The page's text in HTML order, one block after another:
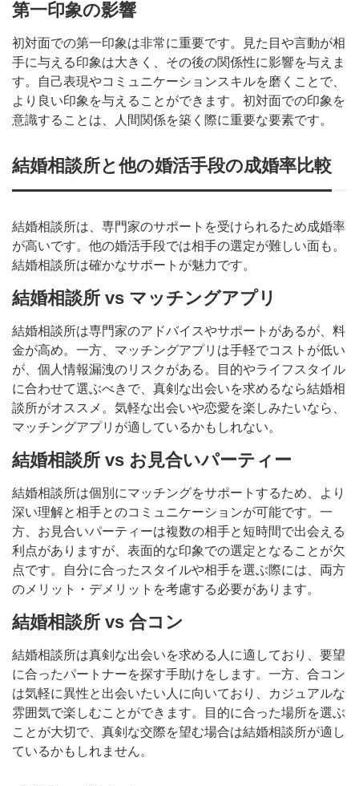
第一印象の影響
初対面での第一印象は非常に重要です。見た目や言動が相
手に与える印象は大きく、その後の関係性に影響を与えま
す。自己表現やコミュニケーションスキルを磨くことで、
より良い印象を与えることができます。初対面での印象を
意識することは、人間関係を築く際に重要な要素です。
結婚相談所と他の婚活手段の成婚率比較
結婚相談所は、専門家のサポートを受けられるため成婚率
が高いです。他の婚活手段では相手の選定が難しい面も。
結婚相談所は確かなサポートが魅力です。
結婚相談所 vs マッチングアプリ
結婚相談所は専門家のアドバイスやサポートがあるが、料
金が高め。一方、マッチングアプリは手軽でコストが低い
が、個人情報漏洩のリスクがある。目的やライフスタイル
に合わせて選ぶべきで、真剣な出会いを求めるなら結婚相
談所がオススメ。気軽な出会いや恋愛を楽しみたいなら、
マッチングアプリが適しているかもしれない。
結婚相談所 vs お見合いパーティー
結婚相談所は個別にマッチングをサポートするため、より
深い理解と相手とのコミュニケーションが可能です。一
方、お見合いパーティーは複数の相手と短時間で出会える
利点がありますが、表面的な印象での選定となることが欠
点です。自分に合ったスタイルや相手を選ぶ際には、両方
のメリット・デメリットを考慮する必要があります。
結婚相談所 vs 合コン
結婚相談所は真剣な出会いを求める人に適しており、要望
に合ったパートナーを探す手助けをします。一方、合コン
は気軽に異性と出会いたい人に向いており、カジュアルな
雰囲気で楽しむことができます。目的に合った場所を選ぶ
ことが大切で、真剣な交際を望む場合は結婚相談所が適し
ているかもしれません。